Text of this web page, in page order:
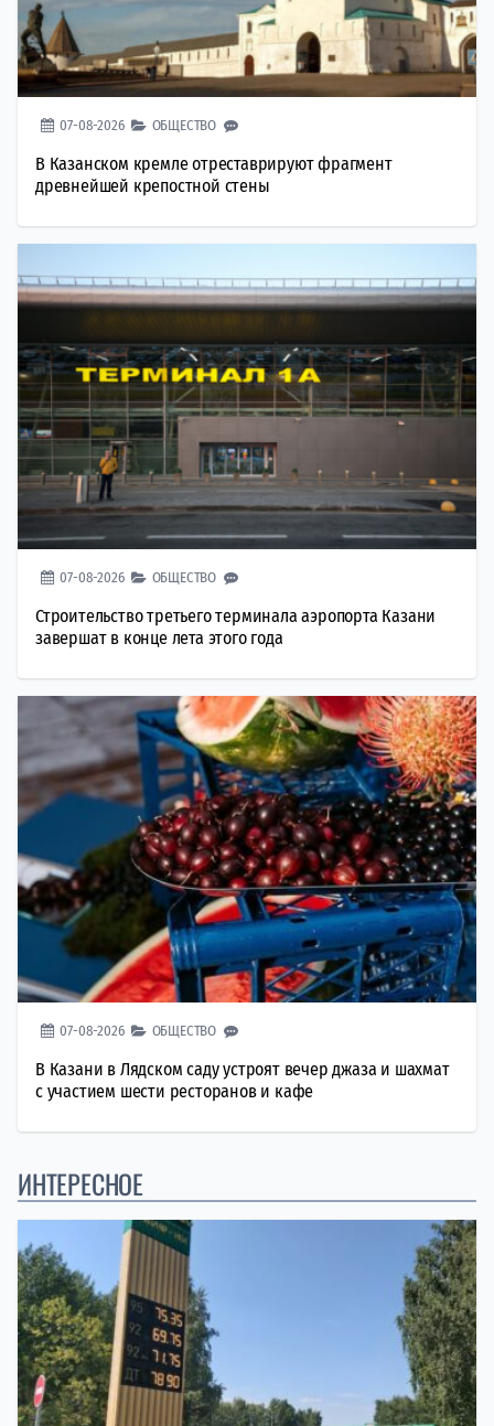
07-08-2026 ОБЩЕСТВО
В Казанском кремле отреставрируют фрагмент
древнейшей крепостной стены
07-08-2026 ОБЩЕСТВО
Строительство третьего терминала аэропорта Казани
завершат в конце лета этого года
07-08-2026 ОБЩЕСТВО
В Казани в Лядском саду устроят вечер джаза и шахмат
с участием шести ресторанов и кафе
ИНТЕРЕСНОЕ